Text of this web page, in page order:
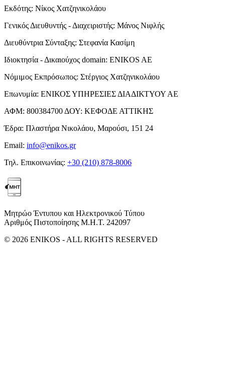
Εκδότης: Νίκος Χατζηνικολάου
Γενικός Διευθυντής - Διαχειριστής: Μάνος Νιφλής
Διευθύντρια Σύνταξης: Στεφανία Κασίμη
Ιδιοκτησία - Δικαιούχος domain: ENIKOS AE
Νόμιμος Εκπρόσωπος: Στέργιος Χατζηνικολάου
Επωνυμία: ΕΝΙΚΟΣ ΥΠΗΡΕΣΙΕΣ ΔΙΑΔΙΚΤΥΟΥ ΑΕ
ΑΦΜ: 800384700 ΔΟΥ: ΚΕΦΟΔΕ ΑΤΤΙΚΗΣ
Έδρα: Πλαστήρα Νικολάου, Μαρούσι, 151 24
Email: info@enikos.gr
Τηλ. Επικοινωνίας: +30 (210) 878-8006
Μητρώο Έντυπου και Ηλεκτρονικού Τύπου
Αριθμός Πιστοποίησης Μ.Η.Τ. 242097
© 2026 ENIKOS - ALL RIGHTS RESERVED